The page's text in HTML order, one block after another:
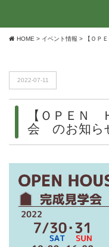
HOME > イベント情報 > 【ＯＰ
2022-07-11
【ＯＰＥＮ
会 のお知ら